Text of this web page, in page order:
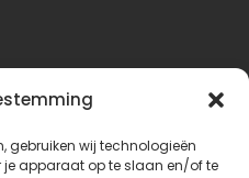
gebruiken wij technologieën
apparaat op te slaan en/of te